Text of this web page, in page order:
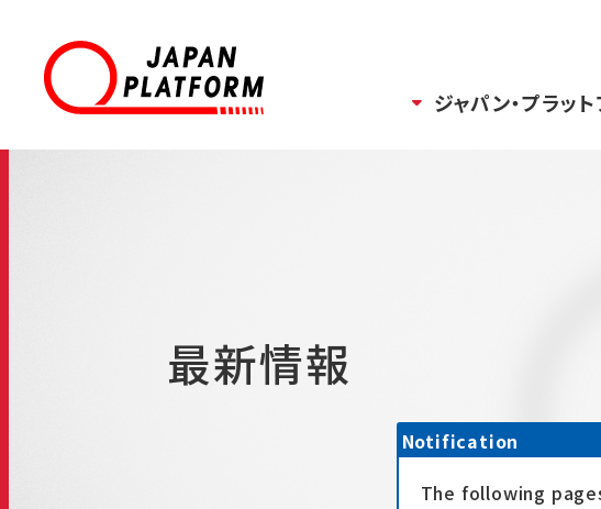
ジャパン・プラッ
最新情報
Notification
The following